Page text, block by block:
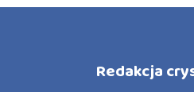
Redakcja